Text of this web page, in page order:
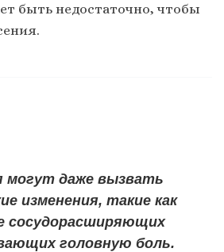
быть недостаточно, чтобы
могут даже вызвать
изменения, такие как
сосудорасширяющих
головную боль.